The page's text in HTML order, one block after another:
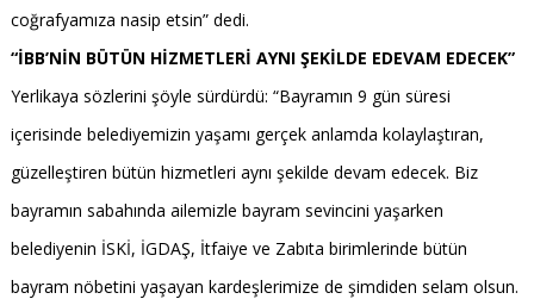
coğrafyamıza nasip etsin” dedi.
“İBB’NİN BÜTÜN HİZMETLERİ AYNI ŞEKİLDE EDEVAM EDECEK”
Yerlikaya sözlerini şöyle sürdürdü: “Bayramın 9 gün süresi
içerisinde belediyemizin yaşamı gerçek anlamda kolaylaştıran,
güzelleştiren bütün hizmetleri aynı şekilde devam edecek. Biz
bayramın sabahında ailemizle bayram sevincini yaşarken
belediyenin İSKİ, İGDAŞ, İtfaiye ve Zabıta birimlerinde bütün
bayram nöbetini yaşayan kardeşlerimize de şimdiden selam olsun.